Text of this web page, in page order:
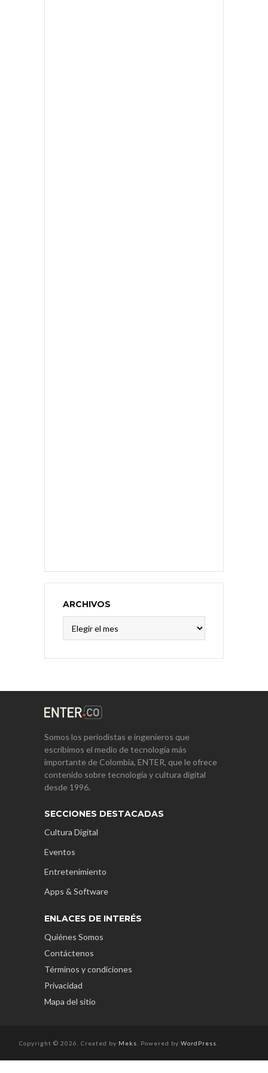
ARCHIVOS
Somos los periodistas e ingenieros que
escribimos el medio de tecnología más
importante de Colombia, ENTER, que le ofrece
contenido sobre tecnología y cultura digital
desde 1996.
SECCIONES DESTACADAS
Cultura Digital
Eventos
Entretenimiento
Apps & Software
ENLACES DE INTERÉS
Quiénes Somos
Contáctenos
Términos y condiciones
Privacidad
Mapa del sitio
Copyright © 2026. Created by Meks . Powered by WordPress